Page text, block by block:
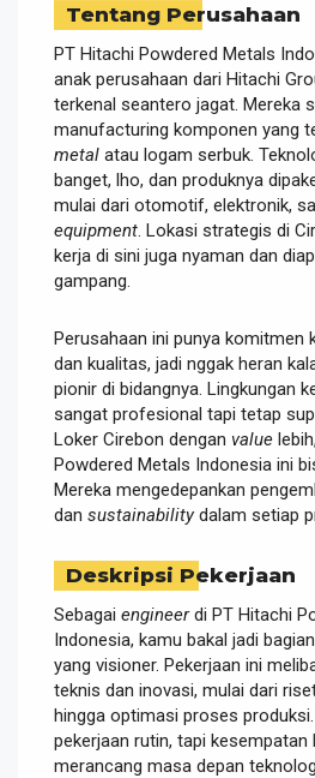
Tentang Perusahaan
PT Hitachi Powdered Metals
anak perusahaan dari Hitachi
terkenal seantero jagat. Mereka
manufacturing komponen yang
metal atau logam serbuk.
banget, lho, dan produknya
mulai dari otomotif, elektronik,
equipment . Lokasi strategis di
kerja di sini juga nyaman dan
gampang.
Perusahaan ini punya komitmen
dan kualitas, jadi nggak heran
pionir di bidangnya. Lingkungan
sangat profesional tapi tetap
Loker Cirebon dengan value
Powdered Metals Indonesia ini
Mereka mengedepankan
dan sustainabilitydalam setiap
Deskripsi Pekerjaan
Sebagai engineerdi PT Hitachi
Indonesia, kamu bakal jadi
yang visioner. Pekerjaan ini
teknis dan inovasi, mulai dari
hingga optimasi proses
pekerjaan rutin, tapi kesempatan
merancang masa depan